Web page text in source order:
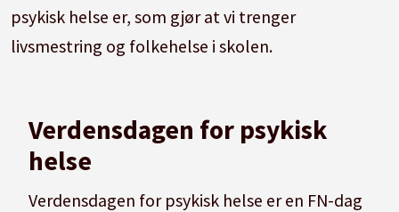
psykisk helse er, som gjør at vi trenger
livsmestring og folkehelse i skolen.
Verdensdagen for psykisk
helse
Verdensdagen for psykisk helse er en FN-dag